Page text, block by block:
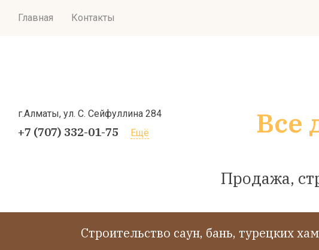
Главная Контакты
г.Алматы, ул. С. Сейфуллина 284
+7 (707) 332-01-75 Ещё
Все
Продажа,
Cтроительство саун, бань, турецких